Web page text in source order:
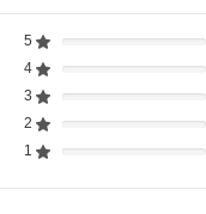
5
4
3
2
1